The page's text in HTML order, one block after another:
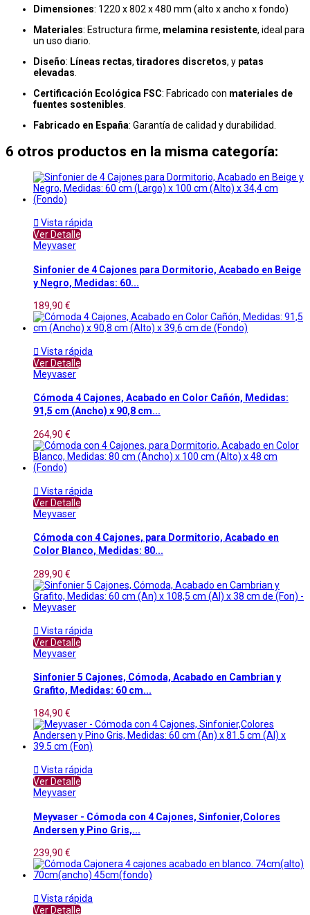
Dimensiones: 1220 x 802 x 480 mm (alto x ancho x fondo)
Materiales: Estructura firme, melamina resistente, ideal para
un uso diario.
Diseño: Líneas rectas, tiradores discretos, y patas
elevadas.
Certificación Ecológica FSC: Fabricado con materiales de
fuentes sostenibles.
Fabricado en España: Garantía de calidad y durabilidad.
6 otros productos en la misma categoría:
 Vista rápida
Ver Detalle
Meyvaser
Sinfonier de 4 Cajones para Dormitorio, Acabado en Beige
y Negro, Medidas: 60...
189,90 €
 Vista rápida
Ver Detalle
Meyvaser
Cómoda 4 Cajones, Acabado en Color Cañón, Medidas:
91,5 cm (Ancho) x 90,8 cm...
264,90 €
 Vista rápida
Ver Detalle
Meyvaser
Cómoda con 4 Cajones, para Dormitorio, Acabado en
Color Blanco, Medidas: 80...
289,90 €
 Vista rápida
Ver Detalle
Meyvaser
Sinfonier 5 Cajones, Cómoda, Acabado en Cambrian y
Grafito, Medidas: 60 cm...
184,90 €
 Vista rápida
Ver Detalle
Meyvaser
Meyvaser - Cómoda con 4 Cajones, Sinfonier,Colores
Andersen y Pino Gris,...
239,90 €
 Vista rápida
Ver Detalle